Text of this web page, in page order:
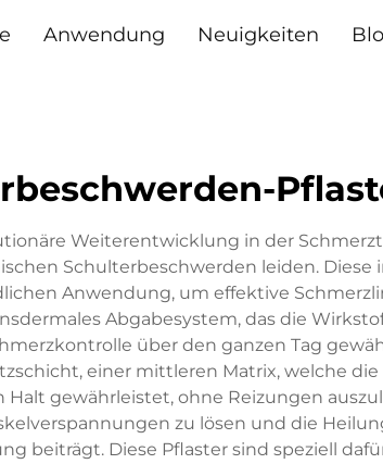
Anwendung Neuigkeiten
Weiterentwicklung in der
Schulterbeschwerden leiden.
Anwendung, um effektive
Abgabesystem, das die
über den ganzen Tag
einer mittleren Matrix, welche
gewährleistet, ohne Reizungen
zu lösen und die
beiträgt. Diese Pflaster sind speziell